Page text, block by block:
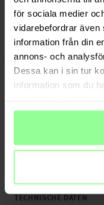
för sociala medier
vidarebefordrar även
information från din
annons- och
Dessa kan i sin tur
information som du
Bezahle sicher
30 Tage
Hardcase für Samsung Galaxy
Geeignet für: Samsung Galaxy
Farbe: Schwarz
TECHNISCHE DATEN